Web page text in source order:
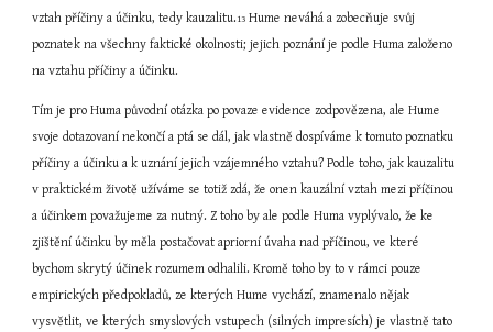
vztah příčiny a účinku, tedy kauzalitu.13 Hume neváhá a zobecňuje svůj
poznatek na všechny faktické okolnosti; jejich poznání je podle Huma založeno
na vztahu příčiny a účinku.
Tím je pro Huma původní otázka po povaze evidence zodpovězena, ale Hume
svoje dotazovaní nekončí a ptá se dál, jak vlastně dospíváme k tomuto poznatku
příčiny a účinku a k uznání jejich vzájemného vztahu? Podle toho, jak kauzalitu
v praktickém životě užíváme se totiž zdá, že onen kauzální vztah mezi příčinou
a účinkem považujeme za nutný. Z toho by ale podle Huma vyplývalo, že ke
zjištění účinku by měla postačovat apriorní úvaha nad příčinou, ve které
bychom skrytý účinek rozumem odhalili. Kromě toho by to v rámci pouze
empirických předpokladů, ze kterých Hume vychází, znamenalo nějak
vysvětlit, ve kterých smyslových vstupech (silných impresích) je vlastně tato